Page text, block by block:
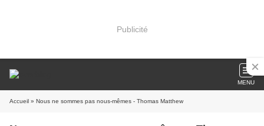
Publicité
MENU
Accueil » Nous ne sommes pas nous-mêmes - Thomas Matthew